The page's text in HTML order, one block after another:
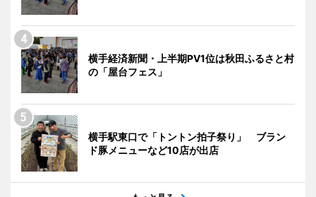
横手経済新聞・上半期PV1位は秋田ふるさと村
の「屋台フェス」
横手駅東口で「トントン拍子祭り」 ブラン
ド豚メニューなど10店が出店